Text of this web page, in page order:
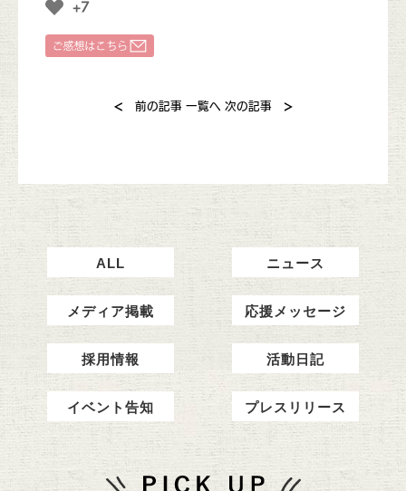
+7
< 前の記事 一覧へ 次の記事 >
ALL ニュース
メディア掲載 応援メッセージ
採用情報 活動日記
イベント告知 プレスリリース